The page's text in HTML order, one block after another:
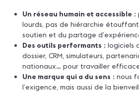
Un réseau humain et accessible :
lourds, pas de hiérarchie
soutien et du partage
Des outils performants : logiciels
dossier, CRM, simulateurs,
nationaux… pour travailler
Une marque qui a du sens : nous
l’exigence, mais aussi de la